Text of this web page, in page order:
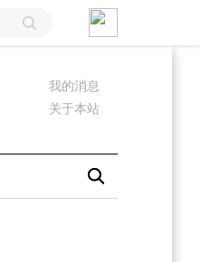
我的消息
关于本站